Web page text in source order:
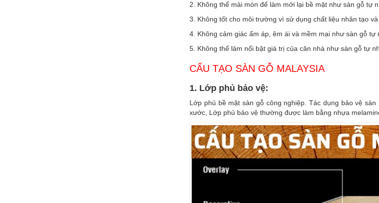
2. Không thể mài mòn để làm mới lại bề mặt như sàn gỗ tự
3. Không tốt cho môi trường vì sử dụng chất liệu nhân tạo
4. Không cảm giác ấm áp, êm ái và mềm mại như sàn gỗ tự
5. Không thể làm nổi bật giá trị của căn nhà như sàn gỗ tự
CẤU TẠO SÀN GỖ MALAYSIA
1. Lớp phủ bảo vệ:
Lớp phủ bề mặt sàn gỗ công nghiệp. Tác dụng bảo vệ
xước, Lớp phủ bảo vệ thường được làm bằng nhựa